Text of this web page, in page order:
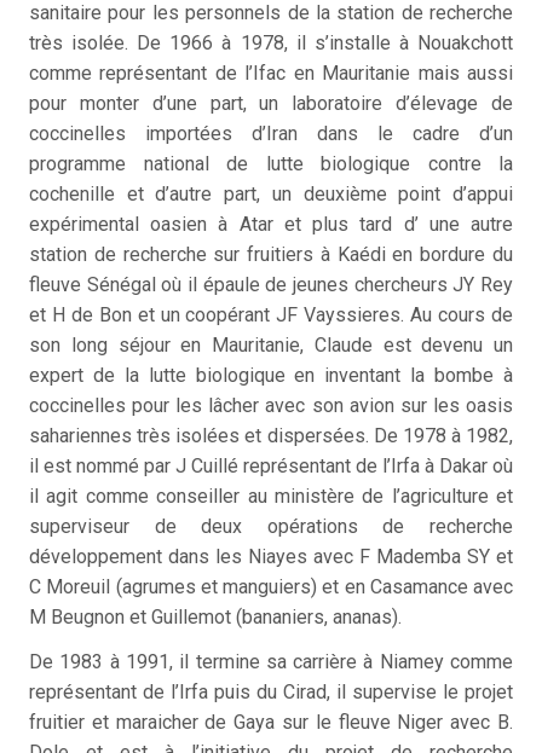
sanitaire pour les personnels de la station de recherche
très isolée. De 1966 à 1978, il s’installe à Nouakchott
comme représentant de l’Ifac en Mauritanie mais aussi
pour monter d’une part, un laboratoire d’élevage de
coccinelles importées d’Iran dans le cadre d’un
programme national de lutte biologique contre la
cochenille et d’autre part, un deuxième point d’appui
expérimental oasien à Atar et plus tard d’ une autre
station de recherche sur fruitiers à Kaédi en bordure du
fleuve Sénégal où il épaule de jeunes chercheurs JY Rey
et H de Bon et un coopérant JF Vayssieres. Au cours de
son long séjour en Mauritanie, Claude est devenu un
expert de la lutte biologique en inventant la bombe à
coccinelles pour les lâcher avec son avion sur les oasis
sahariennes très isolées et dispersées. De 1978 à 1982,
il est nommé par J Cuillé représentant de l’Irfa à Dakar où
il agit comme conseiller au ministère de l’agriculture et
superviseur de deux opérations de recherche
développement dans les Niayes avec F Mademba SY et
C Moreuil (agrumes et manguiers) et en Casamance avec
M Beugnon et Guillemot (bananiers, ananas).
De 1983 à 1991, il termine sa carrière à Niamey comme
représentant de l’Irfa puis du Cirad, il supervise le projet
fruitier et maraicher de Gaya sur le fleuve Niger avec B.